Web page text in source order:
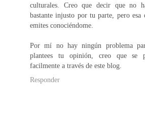
culturales. Creo que decir que no
bastante injusto por tu parte, pero
emites conociéndome.
Por mí no hay ningún problema
plantees tu opinión, creo que se
facilmente a través de este blog.
Responder